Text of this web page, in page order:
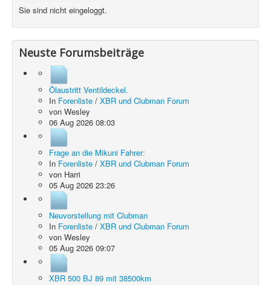
Sie sind nicht eingeloggt.
Neuste Forumsbeiträge
Ölaustritt Ventildeckel.
In Forenliste / XBR und Clubman Forum
von Wesley
06 Aug 2026 08:03
Frage an die Mikuni Fahrer:
In Forenliste / XBR und Clubman Forum
von Harri
05 Aug 2026 23:26
Neuvorstellung mit Clubman
In Forenliste / XBR und Clubman Forum
von Wesley
05 Aug 2026 09:07
XBR 500 BJ 89 mit 38500km